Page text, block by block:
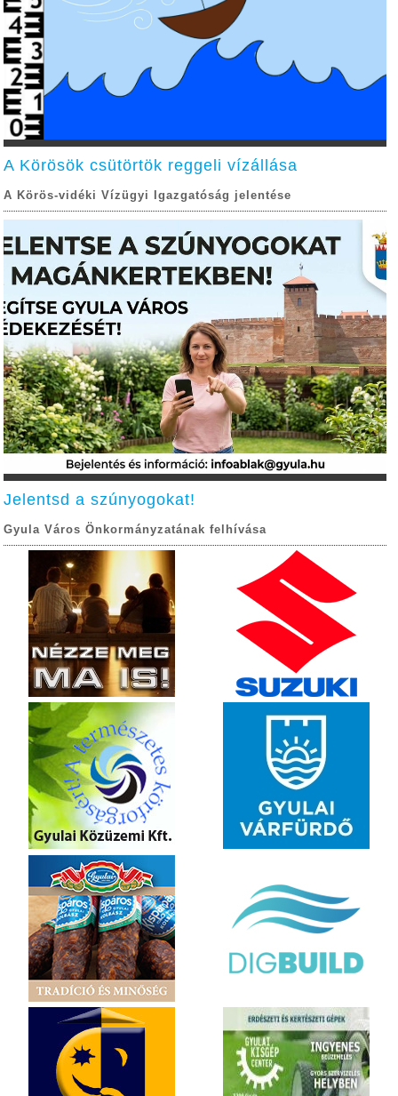
A Körösök csütörtök reggeli vízállása
A Körös-vidéki Vízügyi Igazgatóság jelentése
Jelentsd a szúnyogokat!
Gyula Város Önkormányzatának felhívása